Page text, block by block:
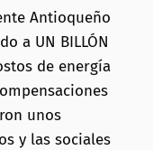
Antioqueño
a UN BILLÓN
de energía
unos
y las sociales